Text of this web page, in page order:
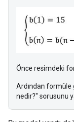
Önce resimdeki
Ardından formüle
nedir?" sorusunu